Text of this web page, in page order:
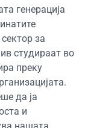
генерација
за
студираат во
преку
да ја
и